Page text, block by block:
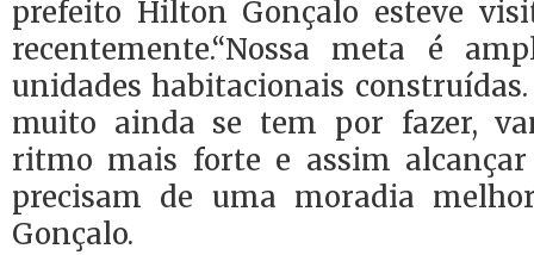
prefeito Hilton Gonçalo esteve
recentemente.“Nossa meta é
unidades habitacionais
muito ainda se tem por fazer,
ritmo mais forte e assim alcançar
precisam de uma moradia
Gonçalo.